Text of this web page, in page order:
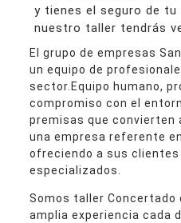
y tienes el seguro de tu
nuestro taller tendrás
El grupo de empresas
un equipo de
sector.Equipo humano,
compromiso con el
premisas que convierten
una empresa referente
ofreciendo a sus
especializados.
Somos taller Concertado
amplia experiencia cada